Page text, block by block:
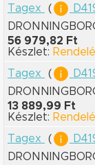
Tagex
(
56 979,82 Ft
Készlet:
Tagex
(
13 889,99 Ft
Készlet:
Tagex
(